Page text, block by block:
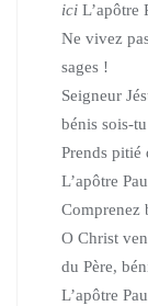
ici L’apôtre
Ne vivez
sages !
Seigneur
bénis sois-
Prends pitié
L’apôtre
Comprenez
O Christ
du Père,
L’apôtre